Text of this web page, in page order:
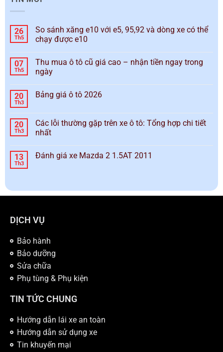
26
Th5
So sánh xăng e10 với e5, 95,92 và dòng xe có thể
chạy được e10
07
Th5
Thu mua ô tô cũ giá cao – nhận tiền ngay trong
ngày
20
Th3
Bảng giá ô tô 2026
20
Th3
Các lỗi thường gặp trên xe ô tô: Tổng hợp chi tiết
nhất
13
Th3
Đánh giá xe Mazda 2 1.5AT 2011
DỊCH VỤ
Bảo hành
Bảo dưỡng
Sửa chữa
Phụ tùng & Phụ kiện
TIN TỨC CHUNG
Hướng dẫn lái xe an toàn
Hướng dẫn sử dụng xe
Tin khuyến mại